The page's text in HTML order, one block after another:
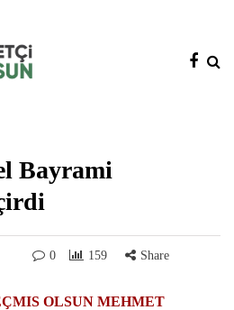
Bayrami
0 159 Share
OLSUN MEHMET